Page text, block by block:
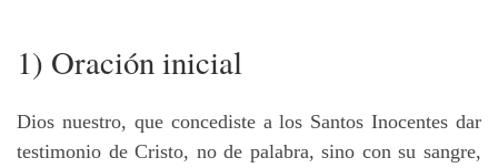
1) Oración inicial
Dios nuestro, que concediste a los Santos Inocentes dar
testimonio de Cristo, no de palabra, sino con su sangre,